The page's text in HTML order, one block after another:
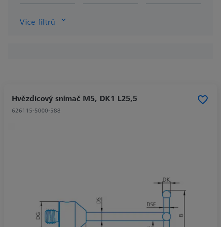
Více filtrů
Hvězdicový snímač M5, DK1 L25,5
626115-5000-588